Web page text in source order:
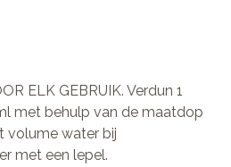
ELK GEBRUIK. Verdun 1
met behulp van de maatdop
volume water bij
met een lepel.